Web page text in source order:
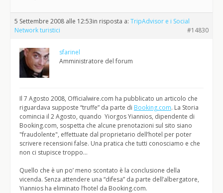
5 Settembre 2008 alle 12:53in risposta a: TripAdvisor e i Social
Network turistici
#14830
sfarinel
Amministratore del forum
Il 7 Agosto 2008, Officialwire.com ha pubblicato un articolo che
riguardava supposte “truffe” da parte di Booking.com. La Storia
comincia il 2 Agosto, quando Yiorgos Yiannios, dipendente di
Booking.com, sospetta che alcune prenotazioni sul sito siano
"fraudolente", effettuate dal proprietario dell’hotel per poter
scrivere recensioni false. Una pratica che tutti conosciamo e che
non ci stupisce troppo…
Quello che è un po’ meno scontato è la conclusione della
vicenda. Senza attendere una “difesa” da parte dell’albergatore,
Yiannios ha eliminato l’hotel da Booking.com.